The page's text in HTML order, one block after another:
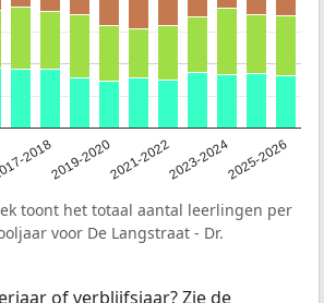
20182019-20202021-20222023-20242025-2026
toont het totaal aantal leerlingen per
voor De Langstraat - Dr.
of verblijfsjaar? Zie de